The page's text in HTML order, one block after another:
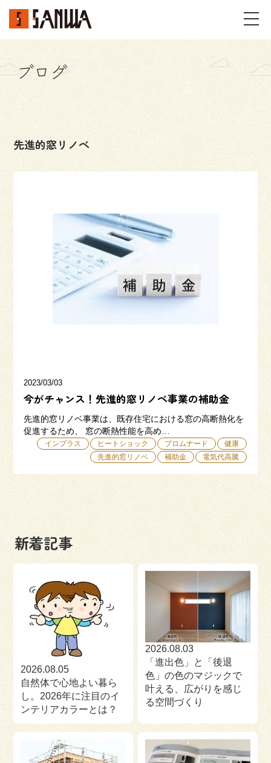
イベント・見学会
不動産情報
事例
お客様の声
私たちのこと
三和建設の強み
リフォーム
054-365-3838
来場予約 お問い合わせ 資料請求
ブログ
先進的窓リノベ
2023/03/03
今がチャンス！先進的窓リノベ事業の補助金
先進的窓リノベ事業は、既存住宅における窓の高断熱化を
促進するため、 窓の断熱性能を高め…
インプラス ヒートショック プロムナード
健康
先進的窓リノベ
補助金 電気代高騰
新着記事
2026.08.05
自然体で心地よい暮ら
し。2026年に注目のイ
ンテリアカラーとは？
2026.08.03
「進出色」と「後退
色」の色のマジックで
叶える、広がりを感じ
る空間づくり